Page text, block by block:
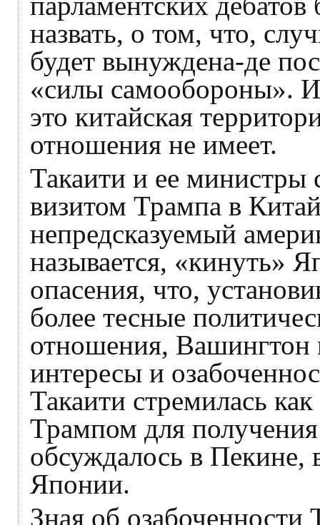
назвать, о том, что,
будет вынуждена-де
«силы самообороны».
это китайская
отношения не имеет.
Такаити и ее министры
визитом Трампа в
непредсказуемый
называется, «кинуть»
опасения, что,
более тесные
отношения, Вашингтон
интересы и
Такаити стремилась
Трампом для
обсуждалось в Пекине,
Японии.
Зная об озабоченности